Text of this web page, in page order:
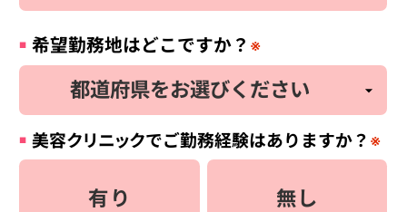
希望勤務地はどこですか？ ※
美容クリニックでご勤務経験はありますか？ ※
有り 無し